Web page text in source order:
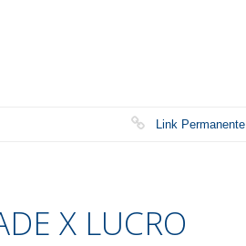
Link Permanente
X LUCRO